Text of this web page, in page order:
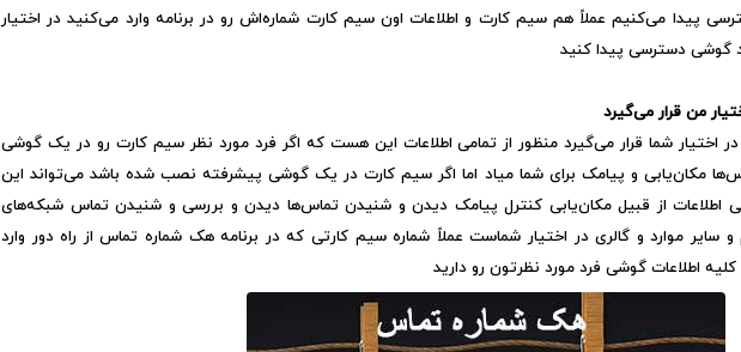
می‌کنیم عملاً هم سیم کارت و اطلاعات اون سیم کارت شماره‌اش رو در برنامه وارد می‌کنید در اختیار
گوشی دسترسی پیدا کنید
من قرار می‌گیرد
در اختیار شما قرار می‌گیرد منظور از تمامی اطلاعات این هست که اگر فرد مورد نظر سیم کارت رو در یک گوشی
مکان‌یابی و پیامک برای شما میاد اما اگر سیم کارت در یک گوشی پیشرفته نصب شده باشد می‌تواند این
اطلاعات از قبیل مکان‌یابی کنترل پیامک دیدن و شنیدن تماس‌ها دیدن و بررسی و شنیدن تماس شبکه‌های
و سایر موارد و گالری در اختیار شماست عملاً شماره سیم کارتی که در برنامه هک شماره تماس از راه دور وارد
اطلاعات گوشی فرد مورد نظرتون رو دارید